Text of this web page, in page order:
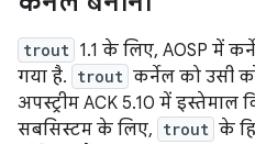
trout 1.1 के लिए, AOSP में
गया है. trout कर्नेल को उसी
अपस्ट्रीम ACK 5.10 में इस्तेमाल
सबसिस्टम के लिए, trout के